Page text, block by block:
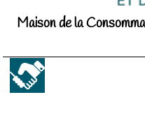
Maison de la